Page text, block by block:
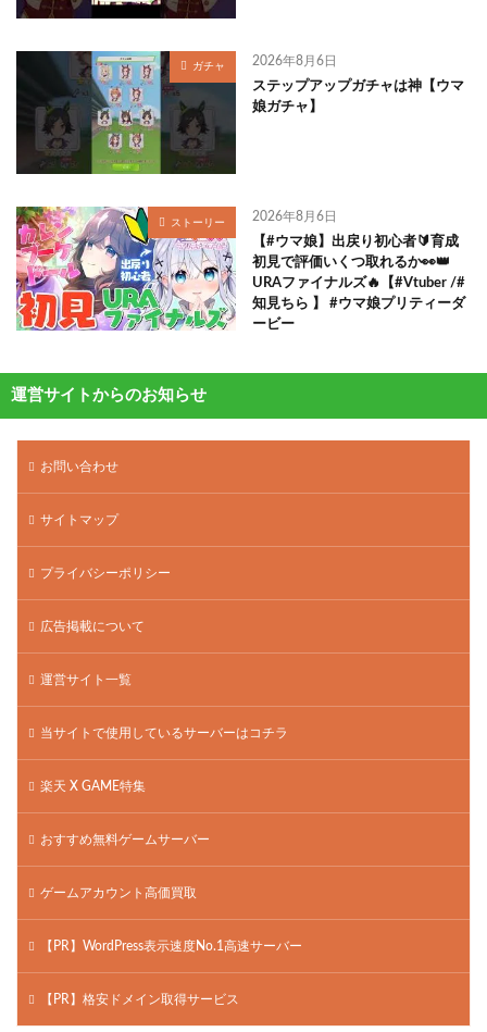
ガチャ 2026年8月6日
ステップアップガチャは神【ウマ
娘ガチャ】
ストーリー 2026年8月6日
【#ウマ娘】出戻り初心者🔰育成
初見で評価いくつ取れるか👀👑
URAファイナルズ🔥【#Vtuber /#
知見ちら 】 #ウマ娘プリティーダ
ービー
運営サイトからのお知らせ
お問い合わせ
サイトマップ
プライバシーポリシー
広告掲載について
運営サイト一覧
当サイトで使用しているサーバーはコチラ
楽天 X GAME特集
おすすめ無料ゲームサーバー
ゲームアカウント高価買取
【PR】WordPress表示速度No.1高速サーバー
【PR】格安ドメイン取得サービス